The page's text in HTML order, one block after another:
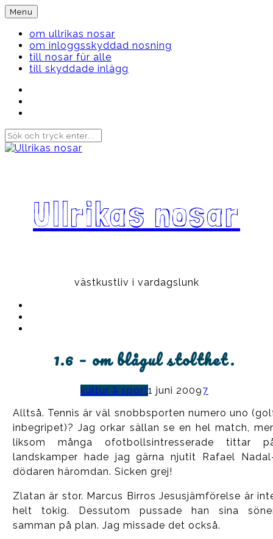
Skip
to
content
Menu
om ullrikas nosar
om inloggsskyddad nosning
till nosar für alle
till skyddade inlägg
Ullrikas nosar
västkustliv i vardagslunk
1.6 – om blågul stolthet.
kultur å sport1 juni 20097
Alltså. Tennis är väl snobbsporten numero uno
inbegripet)? Jag orkar sällan se en hel match,
liksom många ofotbollsintresserade tittar
landskamper hade jag gärna njutit Rafael
dödaren häromdan. Sicken grej!
Zlatan är stor. Marcus Birros Jesusjämförelse är
helt tokig. Dessutom pussade han sina
samman på plan. Jag missade det också.